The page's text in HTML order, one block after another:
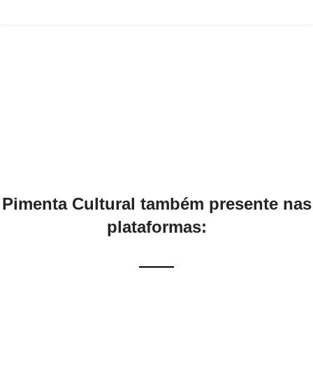
Pimenta Cultural também presente nas
plataformas: